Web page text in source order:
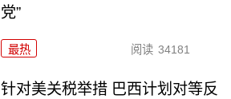
党”
最热 阅读 34181
针对美关税举措 巴西计划对等反